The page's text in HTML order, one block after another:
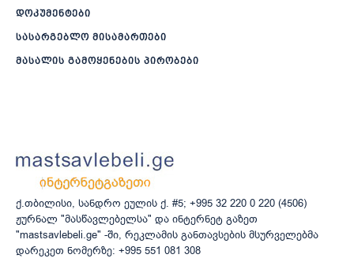
დოკუმენტები
სასარგებლო მისამართები
მასალის გამოყენების პირობები
ქ.თბილისი, სანდრო ეულის ქ. #5; +995 32 220 0 220 (4506)
ჟურნალ "მასწავლებელსა" და ინტერნეტ გაზეთ
"mastsavlebeli.ge" -ში, რეკლამის განთავსების მსურველებმა
დარეკეთ ნომერზე: +995 551 081 308